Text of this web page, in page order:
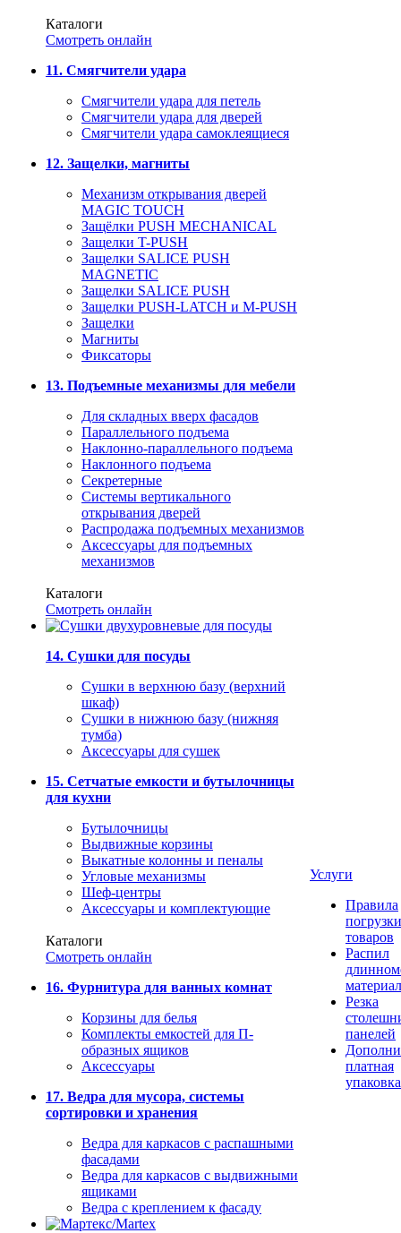
Каталоги
Смотреть онлайн
11. Смягчители удара
Смягчители удара для петель
Смягчители удара для дверей
Cмягчители удара самоклеящиеся
12. Защелки, магниты
Механизм открывания дверей
MAGIC TOUCH
Защёлки PUSH MECHANICAL
Защелки T-PUSH
Защелки SALICE PUSH
MAGNETIC
Защелки SALICE PUSH
Защелки PUSH-LATCH и M-PUSH
Защелки
Магниты
Фиксаторы
13. Подъемные механизмы для мебели
Для складных вверх фасадов
Параллельного подъема
Наклонно-параллельного подъема
Наклонного подъема
Секретерные
Системы вертикального
открывания дверей
Распродажа подъемных механизмов
Аксессуары для подъемных
механизмов
Каталоги
Смотреть онлайн
14. Сушки для посуды
Сушки в верхнюю базу (верхний
шкаф)
Сушки в нижнюю базу (нижняя
тумба)
Аксессуары для сушек
15. Сетчатые емкости и бутылочницы
для кухни
Бутылочницы
Выдвижные корзины
Выкатные колонны и пеналы
Угловые механизмы
Шеф-центры
Аксессуары и комплектующие
Каталоги
Смотреть онлайн
16. Фурнитура для ванных комнат
Корзины для белья
Комплекты емкостей для П-
образных ящиков
Аксессуары
17. Ведра для мусора, системы
сортировки и хранения
Ведра для каркасов с распашными
фасадами
Ведра для каркасов с выдвижными
ящиками
Ведра с креплением к фасаду
Услуги
Правила
погрузки
товаров
Распил
Резка
панелей
платная
упаковка